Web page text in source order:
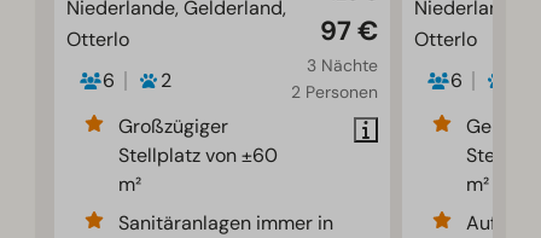
97 €
3 Nächte
2 Personen
Niederlande, Gelderland,
Otterlo
6
2
Großzügiger
Stellplatz von ±60
m²
Sanitäranlagen immer in
Niederlande,
Otterlo
6
m²
Auf